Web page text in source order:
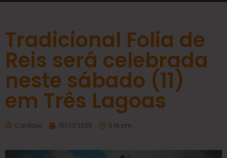
Tradicional Folia de
Reis será celebrada
neste sábado (11)
em Três Lagoas
Cardoso 10/01/2025 3:18 pm